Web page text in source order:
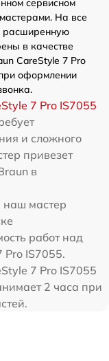
сервисном
На все
расширенную
в качестве
CareStyle 7 Pro
оформлении
7 Pro IS7055
и сложного
привезет
в
наш мастер
работ над
Pro IS7055.
7 Pro IS7055
2 часа при